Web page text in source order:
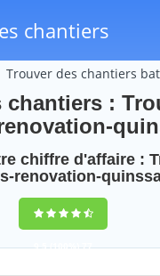
chantiers
Trouver des chantiers
chantiers :
chiffre d'affaire :
renovation-
9,5(100%)77